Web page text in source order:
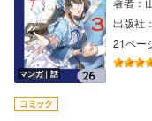
マンガ｜話
出版社
21ペー